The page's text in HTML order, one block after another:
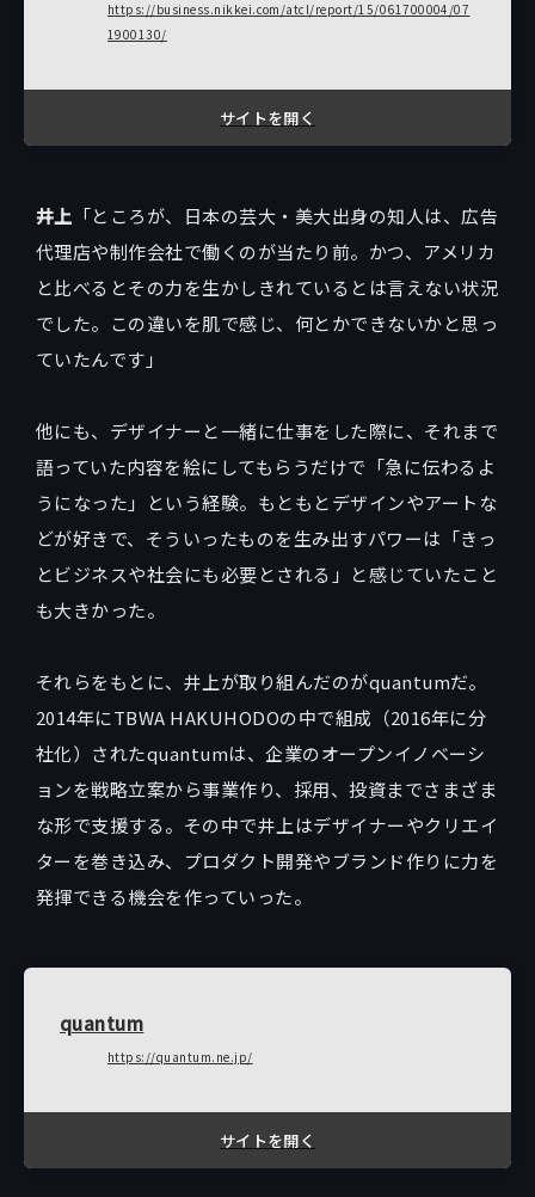
https://business.nikkei.com/atcl/report/15/061700004/07
1900130/
サイトを開く
井上 「ところが、日本の芸大・美大出身の知人は、広告
代理店や制作会社で働くのが当たり前。かつ、アメリカ
と比べるとその力を生かしきれているとは言えない状況
でした。この違いを肌で感じ、何とかできないかと思っ
ていたんです」
他にも、デザイナーと一緒に仕事をした際に、それまで
語っていた内容を絵にしてもらうだけで「急に伝わるよ
うになった」という経験。もともとデザインやアートな
どが好きで、そういったものを生み出すパワーは「きっ
とビジネスや社会にも必要とされる」と感じていたこと
も大きかった。
それらをもとに、井上が取り組んだのがquantumだ。
2014年にTBWA HAKUHODOの中で組成（2016年に分
社化）されたquantumは、企業のオープンイノベーシ
ョンを戦略立案から事業作り、採用、投資までさまざま
な形で支援する。その中で井上はデザイナーやクリエイ
ターを巻き込み、プロダクト開発やブランド作りに力を
発揮できる機会を作っていった。
quantum
https://quantum.ne.jp/
サイトを開く